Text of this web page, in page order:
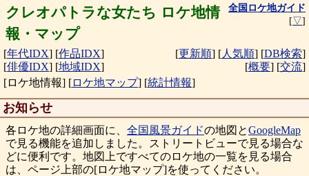
クレオパトラな女たち ロケ地情
報・マップ
全国ロケ地ガイド
[▽]
[年代IDX] [作品IDX]
[俳優IDX] [地域IDX]
[更新順] [人気順] [DB検索]
[概要] [交流]
[ロケ地情報] [ロケ地マップ] [統計情報]
お知らせ
各ロケ地の詳細画面に、 全国風景ガイドの地図とGoogleMap
で見る機能を追加しました。ストリートビューで見る場合な
どに便利です。地図上ですべてのロケ地の一覧を見る場合
は、ページ上部の[ロケ地マップ]を使ってください。